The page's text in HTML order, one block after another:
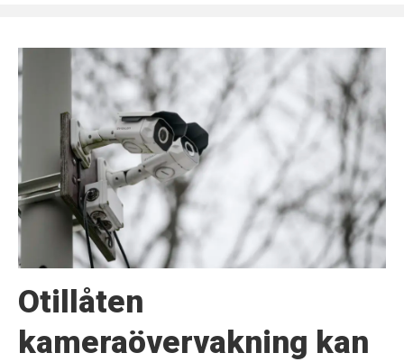
Otillåten
kameraövervakning kan